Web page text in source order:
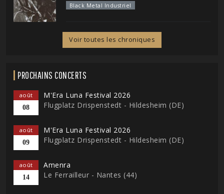
Black Metal Industriel
Voir toutes les chroniques
PROCHAINS CONCERTS
août
08
M'Era Luna Festival 2026
Flugplatz Drispenstedt - Hildesheim (DE)
août
09
M'Era Luna Festival 2026
Flugplatz Drispenstedt - Hildesheim (DE)
août
14
Amenra
Le Ferrailleur - Nantes (44)